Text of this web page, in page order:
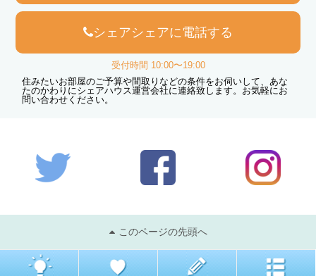
シェアシェアに電話する
受付時間 10:00〜19:00
住みたいお部屋のご予算や間取りなどの条件をお伺いして、あな
たのかわりにシェアハウス運営会社に連絡致します。お気軽にお
問い合わせください。
このページの先頭へ